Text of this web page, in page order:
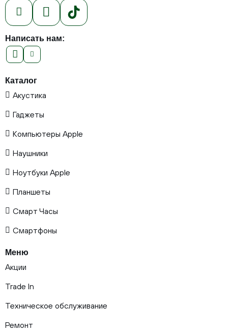
Написать нам:
Каталог
Акустика
Гаджеты
Компьютеры Apple
Наушники
Ноутбуки Apple
Планшеты
Смарт Часы
Смартфоны
Меню
Акции
Trade In
Техническое обслуживание
Ремонт